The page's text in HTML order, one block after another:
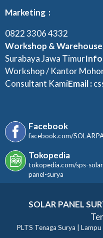
Marketing :
0822 3306 4332
Workshop & Warehouse
Surabaya Jawa TimurInfo
Workshop / Kantor
Consultant KamiEmail :
Facebook
facebook.com/
Tokopedia
tokopedia.com/sps-
panel-surya
SOLAR PANEL
PLTS Tenaga Surya |